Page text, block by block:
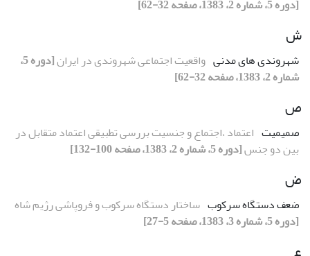
[دوره 5، شماره 2، 1383، صفحه 32-62]
ش
شهروندی های مدنی واقعیت اجتماعی شهروندی در ایران
[دوره 5،
شماره 2، 1383، صفحه 32-62]
ص
صمیمیت اعتماد ،اجتماع و جنسیت بررسی تطبیقی اعتماد متقابل در
بین دو جنس[دوره 5، شماره 2، 1383، صفحه 100-132]
ض
ضعف دستگاه سرکوب ساختار دستگاه سرکوب و فروپاشی رژیم شاه
[دوره 5، شماره 3، 1383، صفحه 5-27]